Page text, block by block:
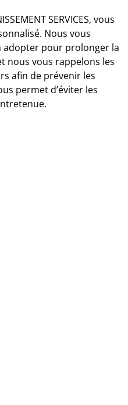
SERVICES, vous
Nous vous
adopter pour prolonger la
nous vous rappelons les
afin de prévenir les
permet d’éviter les